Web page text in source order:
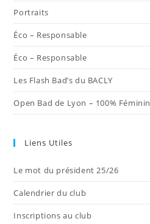
Portraits
Éco – Responsable
Éco – Responsable
Les Flash Bad’s du BACLY
Open Bad de Lyon – 100% Féminin
Liens Utiles
Le mot du président 25/26
Calendrier du club
Inscriptions au club